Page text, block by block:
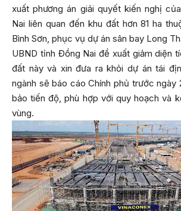
xuất phương án giải quyết kiến nghị
Nai liên quan đến khu đất hơn 81 ha
Bình Sơn, phục vụ dự án sân bay Long
UBND tỉnh Đồng Nai đề xuất giảm diện
đất này và xin đưa ra khỏi dự án tái
ngành sẽ báo cáo Chính phủ trước ngày
bảo tiến độ, phù hợp với quy hoạch và
vùng.